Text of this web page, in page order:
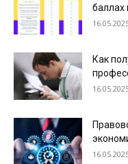
баллах
Как